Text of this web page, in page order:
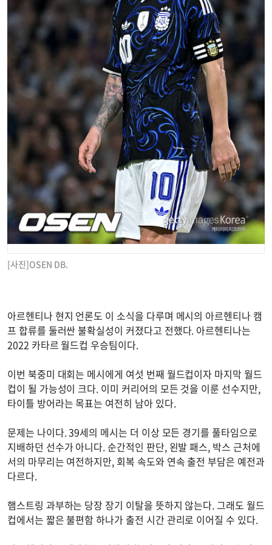
[사진]OSEN DB.
아르헨티나 현지 언론도 이 소식을 다루며 메시의 아르헨티나 캠
프 합류를 둘러싼 불확실성이 커졌다고 전했다. 아르헨티나는
2022 카타르 월드컵 우승팀이다.
이번 북중미 대회는 메시에게 여섯 번째 월드컵이자 마지막 월드
컵이 될 가능성이 크다. 이미 커리어의 모든 것을 이룬 선수지만,
타이틀 방어라는 목표는 여전히 남아 있다.
문제는 나이다. 39세의 메시는 더 이상 모든 경기를 풀타임으로
지배하던 선수가 아니다. 순간적인 판단, 왼발 패스, 박스 근처에
서의 마무리는 여전하지만, 회복 속도와 연속 출전 부담은 예전과
다르다.
햄스트링 과부하는 당장 장기 이탈을 뜻하지 않는다. 그래도 월드
컵에서는 짧은 불편함 하나가 출전 시간 관리로 이어질 수 있다.